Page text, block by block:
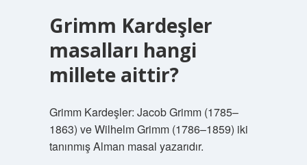
Grimm Kardeşler
masalları hangi
millete aittir?
Grimm Kardeşler: Jacob Grimm (1785–
1863) ve Wilhelm Grimm (1786–1859) iki
tanınmış Alman masal yazarıdır.